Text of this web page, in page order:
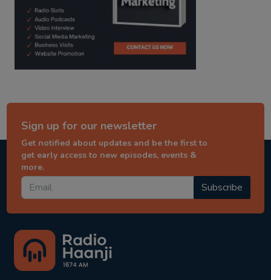
Sign up for our newsletter
Get notified about updates and be the first to
get early access to new episodes, events &
more.
Subscribe